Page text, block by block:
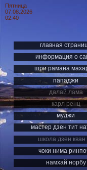
Пятница
07.08.2026
02:40
главная
информация о
шри рамана
пападжи
далай лама
карл ренц
муджи
мастер дзен тит
школа дзен кван
чоки нима
намхай норбу